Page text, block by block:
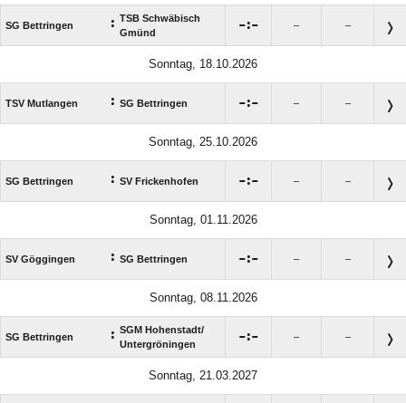
SG Bettringen : TSB Schwäbisch
Gmünd
: – –
Sonntag, 18.10.2026
TSV Mutlangen : SG Bettringen : – –
Sonntag, 25.10.2026
SG Bettringen : SV Frickenhofen : – –
Sonntag, 01.11.2026
SV Göggingen : SG Bettringen : – –
Sonntag, 08.11.2026
SG Bettringen : SGM Hohenstadt/​
Untergröningen
: – –
Sonntag, 21.03.2027